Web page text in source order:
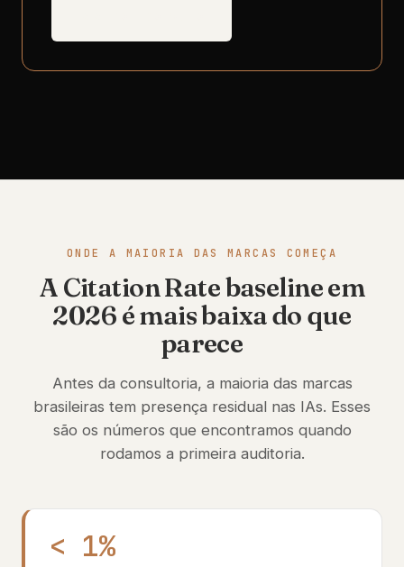
ONDE A MAIORIA DAS MARCAS COMEÇA
A Citation Rate baseline em
2026 é mais baixa do que
parece
Antes da consultoria, a maioria das marcas
brasileiras tem presença residual nas IAs. Esses
são os números que encontramos quando
rodamos a primeira auditoria.
< 1%